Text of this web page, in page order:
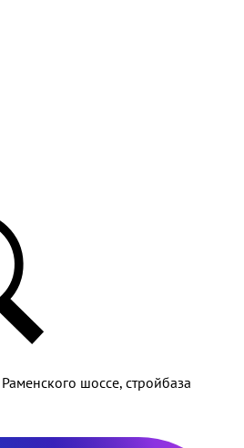
шоссе, стройбаза